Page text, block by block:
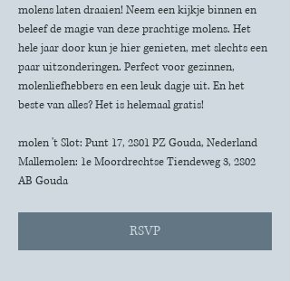
molens laten draaien! Neem een kijkje binnen en
beleef de magie van deze prachtige molens. Het
hele jaar door kun je hier genieten, met slechts een
paar uitzonderingen. Perfect voor gezinnen,
molenliefhebbers en een leuk dagje uit. En het
beste van alles? Het is helemaal gratis!
molen 't Slot: Punt 17, 2801 PZ Gouda, Nederland
Mallemolen: 1e Moordrechtse Tiendeweg 3, 2802
AB Gouda
RSVP